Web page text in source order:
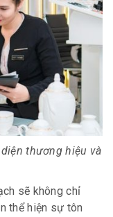
thương hiệu và
sẽ không chỉ
thể hiện sự tôn